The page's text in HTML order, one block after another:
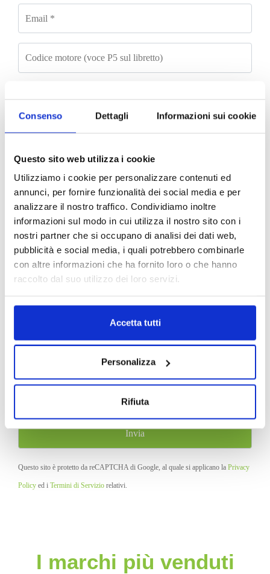
Consenso Dettagli Informazioni sui cookie
Questo sito web utilizza i cookie
Utilizziamo i cookie per personalizzare contenuti ed
annunci, per fornire funzionalità dei social media e per
analizzare il nostro traffico. Condividiamo inoltre
informazioni sul modo in cui utilizza il nostro sito con i
nostri partner che si occupano di analisi dei dati web,
pubblicità e social media, i quali potrebbero combinarle
con altre informazioni che ha fornito loro o che hanno
raccolto dal suo utilizzo dei loro servizi.
Accetta tutti
Personalizza
Rifiuta
Questo sito è protetto da reCAPTCHA di Google, al quale si applicano la Privacy
Policy ed i Termini di Servizio relativi.
I marchi più venduti